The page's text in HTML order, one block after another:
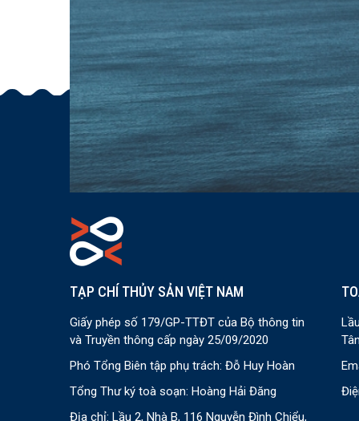
TẠP CHÍ THỦY SẢN VIỆT NAM
Giấy phép số 179/GP-TTĐT của Bộ thông tin
và Truyền thông cấp ngày 25/09/2020
Phó Tổng Biên tập phụ trách: Đỗ Huy Hoàn
Tổng Thư ký toà soạn: Hoàng Hải Đăng
Địa chỉ: Lầu 2, Nhà B, 116 Nguyễn Đình Chiểu,